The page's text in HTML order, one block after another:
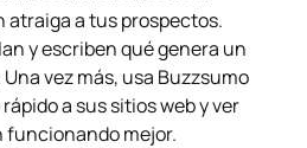
a tus prospectos.
y escriben qué genera un
vez más, usa Buzzsumo
a sus sitios web y ver
mejor.